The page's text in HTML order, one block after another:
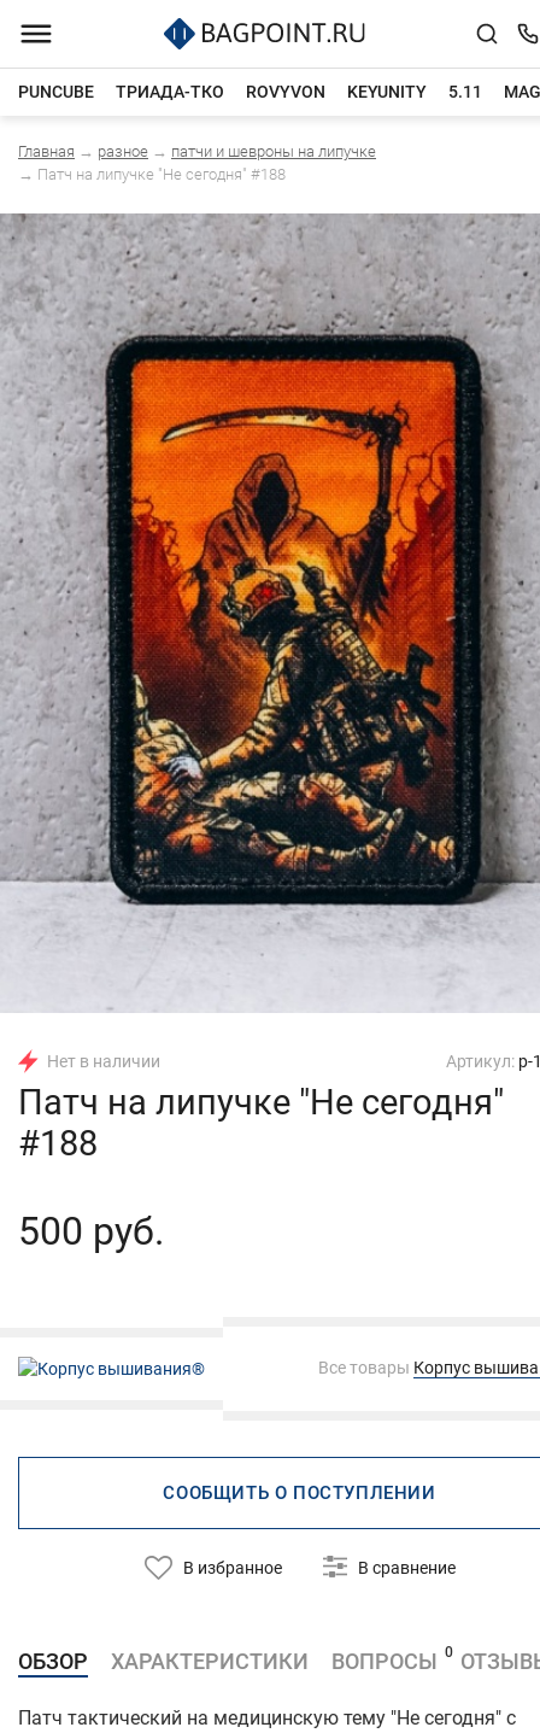
PUNCUBE ТРИАДА-ТКО ROVYVON KEYUNITY 5.11
Каталог товаров
Главная → разное → патчи и шевроны на липучке
→ Патч на липучке "Не сегодня" #188
Нет в наличии Артикул: p-
Патч на липучке "Не сегодня"
#188
500 руб.
Все товары Корпус
СООБЩИТЬ О ПОСТУПЛЕНИИ
В избранное В сравнение
ОБЗОР ХАРАКТЕРИСТИКИ ВОПРОСЫ 0
Патч тактический на медицинскую тему "Не сегодня" с